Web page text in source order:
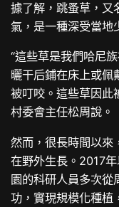
據了解，跳蚤草，又
氣，是一種深受當地
“這些草是我們哈尼
曬干后鋪在床上或佩
被叮咬。這些草因此
村委會主任松周說。
然而，很長時間以來
在野外生長。2017
園的科研人員多次從
功，實現規模化種植